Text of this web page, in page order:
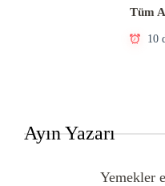
Tüm
10
Ayın Yazarı
Yemekler